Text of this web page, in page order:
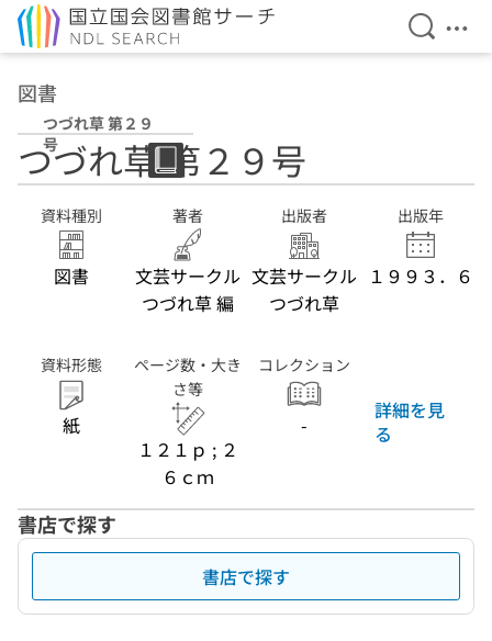
検索を
メ
図書
つづれ草 第２９
号
つづれ草 第２９号
資料種別
図書
著者
文芸サークル
つづれ草 編
出版者
文芸サークル
つづれ草
出版年
１９９３．６
資料形態
紙
ページ数・大き
さ等
１２１ｐ ; ２
６ｃｍ
コレクション
-
詳細を見
る
書店で探す
書店で探す